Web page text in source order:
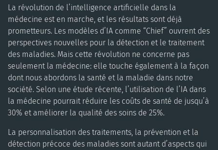
La révolution de l’intelligence artificielle dans la
médecine est en marche, et les résultats sont déjà
prometteurs. Les modèles d’IA comme “Chief” ouvrent des
perspectives nouvelles pour la détection et le traitement
des maladies. Mais cette révolution ne concerne pas
seulement la médecine: elle touche également à la façon
dont nous abordons la santé et la maladie dans notre
société. Selon une étude récente, l’utilisation de l’IA dans
la médecine pourrait réduire les coûts de santé de jusqu’à
30% et améliorer la qualité des soins de 25%.
La personnalisation des traitements, la prévention et la
détection précoce des maladies sont autant d’aspects qui